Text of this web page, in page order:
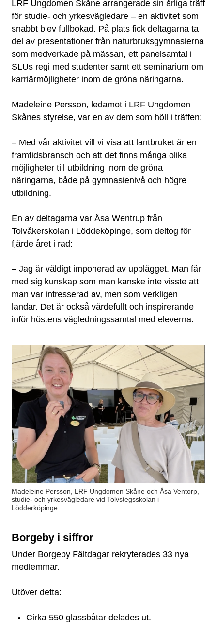
LRF Ungdomen Skåne arrangerade sin årliga träff
för studie- och yrkesvägledare – en aktivitet som
snabbt blev fullbokad. På plats fick deltagarna ta
del av presentationer från naturbruksgymnasierna
som medverkade på mässan, ett panelsamtal i
SLUs regi med studenter samt ett seminarium om
karriärmöjligheter inom de gröna näringarna.
Madeleine Persson, ledamot i LRF Ungdomen
Skånes styrelse, var en av dem som höll i träffen:
– Med vår aktivitet vill vi visa att lantbruket är en
framtidsbransch och att det finns många olika
möjligheter till utbildning inom de gröna
näringarna, både på gymnasienivå och högre
utbildning.
En av deltagarna var Åsa Wentrup från
Tolvåkerskolan i Löddeköpinge, som deltog för
fjärde året i rad:
– Jag är väldigt imponerad av upplägget. Man får
med sig kunskap som man kanske inte visste att
man var intresserad av, men som verkligen
landar. Det är också värdefullt och inspirerande
inför höstens vägledningssamtal med eleverna.
Madeleine Persson, LRF Ungdomen Skåne och Åsa Ventorp,
studie- och yrkesvägledare vid Tolvstegsskolan i
Lödderköpinge.
Borgeby i siffror
Under Borgeby Fältdagar rekryterades 33 nya
medlemmar.
Utöver detta:
Cirka 550 glassbåtar delades ut.